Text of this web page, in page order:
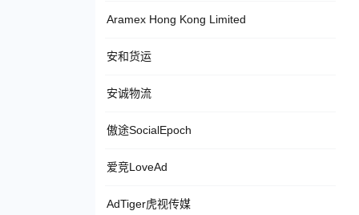
Aramex Hong Kong Limited
安和货运
安诚物流
傲途SocialEpoch
爱竞LoveAd
AdTiger虎视传媒